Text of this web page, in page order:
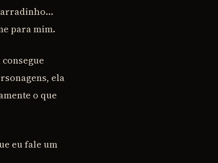
para mim.
ela
o que
eu fale um